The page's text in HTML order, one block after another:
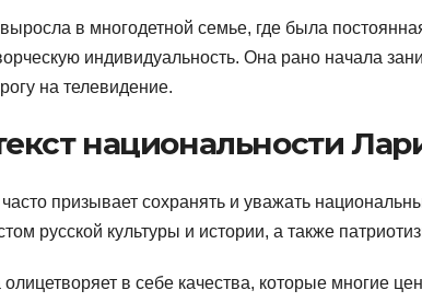
в многодетной семье, где была
индивидуальность. Она рано начала
на телевидение.
национальности
призывает сохранять и уважать
русской культуры и истории, а также
в себе качества, которые многие